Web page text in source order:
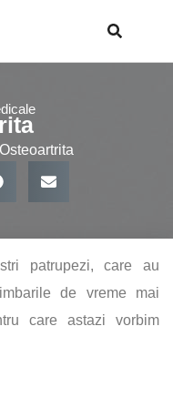
Osteoartrita
patrupezi, care au
de vreme mai
care astazi vorbim